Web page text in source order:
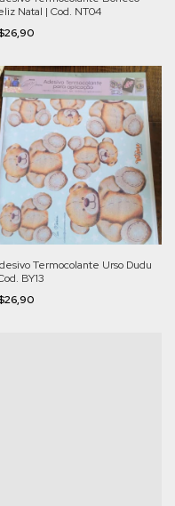
Natal | Cod. NT04
Termocolante Urso Dudu
BY13